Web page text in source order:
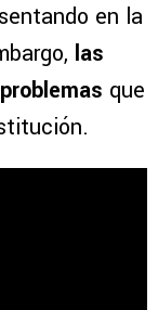
en la
las
que